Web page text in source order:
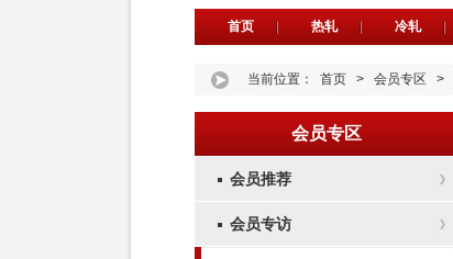
首页 热轧 冷轧
当前位置： 首页 > 会员专区 >
会员专区
会员推荐
会员专访